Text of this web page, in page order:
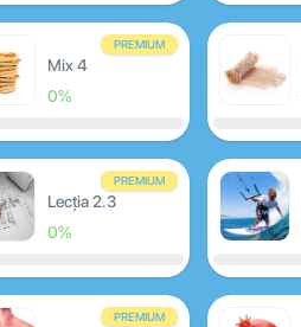
PREMIUM
Mix 4
0%
PREMIUM
Lecția 2.3
0%
PREMIUM